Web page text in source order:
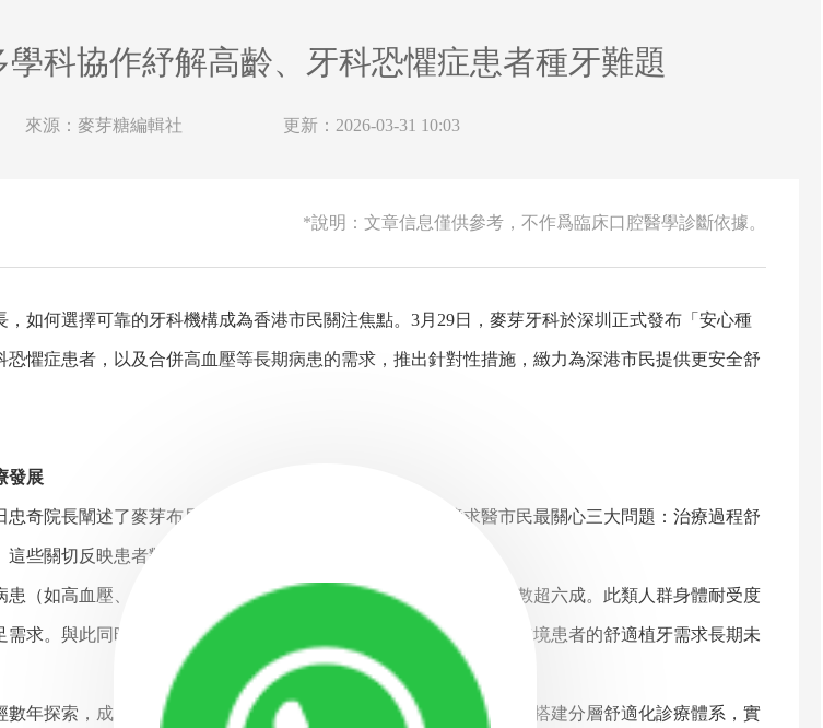
科協作紓解高齡、牙科恐懼症患者種牙難題
來源：麥芽糖編輯社 更新：2026-03-31 10:03
*說明：文章信息僅供參考，不作爲臨床口腔醫學診斷依據。
何選擇可靠的牙科機構成為香港市民關注焦點。3月29日，麥芽牙科於深圳正式發布「安心種
恐懼症患者，以及合併高血壓等長期病患的需求，推出針對性措施，緻力為深港市民提供更安全舒
發展
院長闡述了麥芽布局舒適化診療的理念。他指出，跨境求醫市民最關心三大問題：治療過程舒
些關切反映患者對醫療安全、收費透明及長期保障的重視。
如高血壓、糖尿病）及牙科恐懼症患者，佔舒適化診療需求總數超六成。此類人群身體耐受度
求。與此同時，香港公立牙科輪候時間長，私營機構收費高昂，跨境患者的舒適植牙需求長期未
探索，成立舒適化診療中心，發布「舒適化植牙十項金標準」，搭建分層舒適化診療體系，實